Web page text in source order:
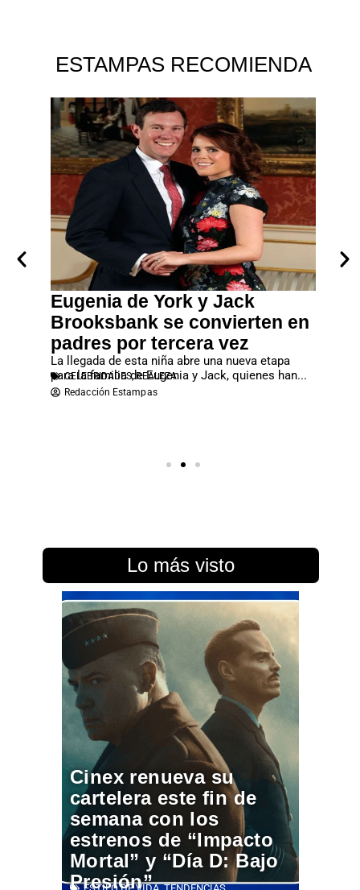
ESTAMPAS RECOMIENDA
Eugenia de York y Jack
Brooksbank se convierten en
padres por tercera vez
La llegada de esta niña abre una nueva etapa
para la familia de Eugenia y Jack, quienes han...
CELEBRIDADES,REALEZA
Redacción Estampas
Lo más visto
Cinex renueva su
cartelera este fin de
semana con los
estrenos de “Impacto
Mortal” y “Día D: Bajo
Presión”